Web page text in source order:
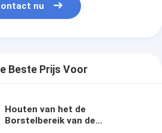
nu
Beste Prijs Voor
Houten van het de
Borstelbereik van de